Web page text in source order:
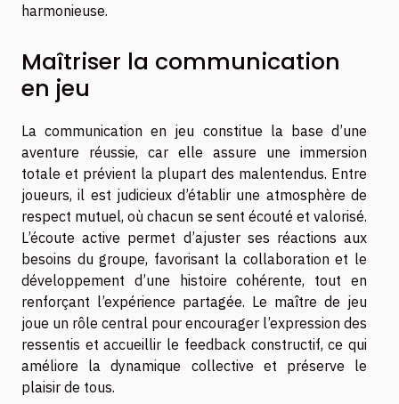
harmonieuse.
Maîtriser la communication
en jeu
La communication en jeu constitue la base d’une
aventure réussie, car elle assure une immersion
totale et prévient la plupart des malentendus. Entre
joueurs, il est judicieux d’établir une atmosphère de
respect mutuel, où chacun se sent écouté et valorisé.
L’écoute active permet d’ajuster ses réactions aux
besoins du groupe, favorisant la collaboration et le
développement d’une histoire cohérente, tout en
renforçant l’expérience partagée. Le maître de jeu
joue un rôle central pour encourager l’expression des
ressentis et accueillir le feedback constructif, ce qui
améliore la dynamique collective et préserve le
plaisir de tous.